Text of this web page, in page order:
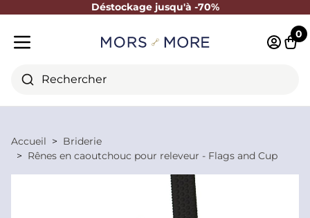
Déstockage jusqu'à -70%
Fermer
Rechercher
0
Accueil
Briderie
Rênes en caoutchouc pour releveur - Flags and Cup